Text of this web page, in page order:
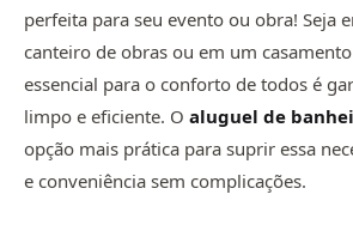
perfeita para seu evento ou obra! Seja
canteiro de obras ou em um
essencial para o conforto de todos é
limpo e eficiente. O aluguel de
opção mais prática para suprir essa
e conveniência sem complicações.